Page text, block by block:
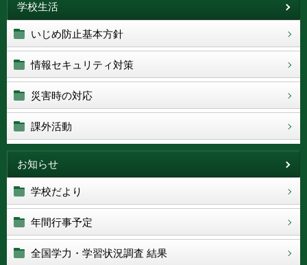
学校生活
いじめ防止基本方針
情報セキュリティ対策
災害時の対応
課外活動
お知らせ
学校だより
年間行事予定
全国学力・学習状況調査 結果